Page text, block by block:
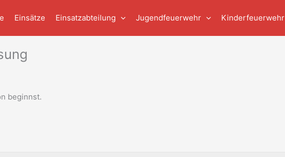
Einsätze Einsatzabteilung Jugendfeuerwehr Kinderfeuerwehr
beginnst.